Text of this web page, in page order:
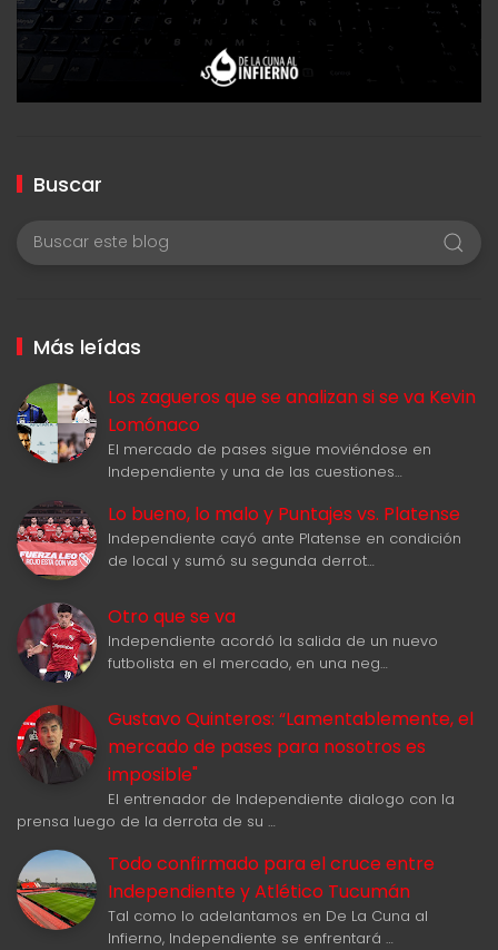
Buscar
Más leídas
Los zagueros que se analizan si se va Kevin
Lomónaco
El mercado de pases sigue moviéndose en
Independiente y una de las cuestiones…
Lo bueno, lo malo y Puntajes vs. Platense
Independiente cayó ante Platense en condición
de local y sumó su segunda derrot…
Otro que se va
Independiente acordó la salida de un nuevo
futbolista en el mercado, en una neg…
Gustavo Quinteros: “Lamentablemente, el
mercado de pases para nosotros es
imposible"
El entrenador de Independiente dialogo con la
prensa luego de la derrota de su …
Todo confirmado para el cruce entre
Independiente y Atlético Tucumán
Tal como lo adelantamos en De La Cuna al
Infierno, Independiente se enfrentará …